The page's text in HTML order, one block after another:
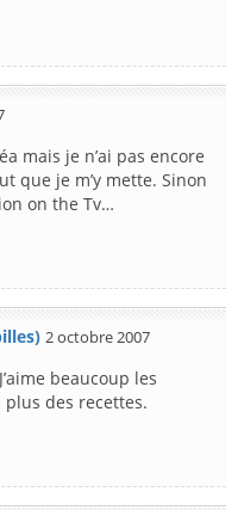
mais je n’ai pas encore
que je m’y mette. Sinon
on the Tv…
2 octobre 2007
beaucoup les
des recettes.